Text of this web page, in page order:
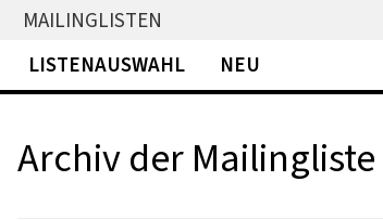
MAILINGLISTEN
LISTENAUSWAHL
NEU
Archiv der Mailingliste